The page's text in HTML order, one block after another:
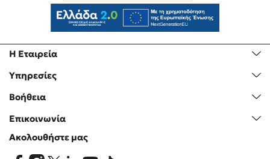
Ο Βαγγέλης Ηλιόπουλος & η Τζένη Κουτσοδημητροπούλου στο
54o Φεστιβάλ Βιβλίου στο Πεδίον του Άρεως
Η Εταιρεία
Υπηρεσίες
Βοήθεια
Επικοινωνία
Ακολουθήστε μας